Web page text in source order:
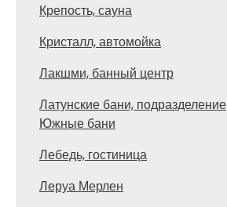
Крепость, сауна
Кристалл, автомойка
Лакшми, банный центр
Латунские бани, подразделение
Южные бани
Лебедь, гостиница
Леруа Мерлен